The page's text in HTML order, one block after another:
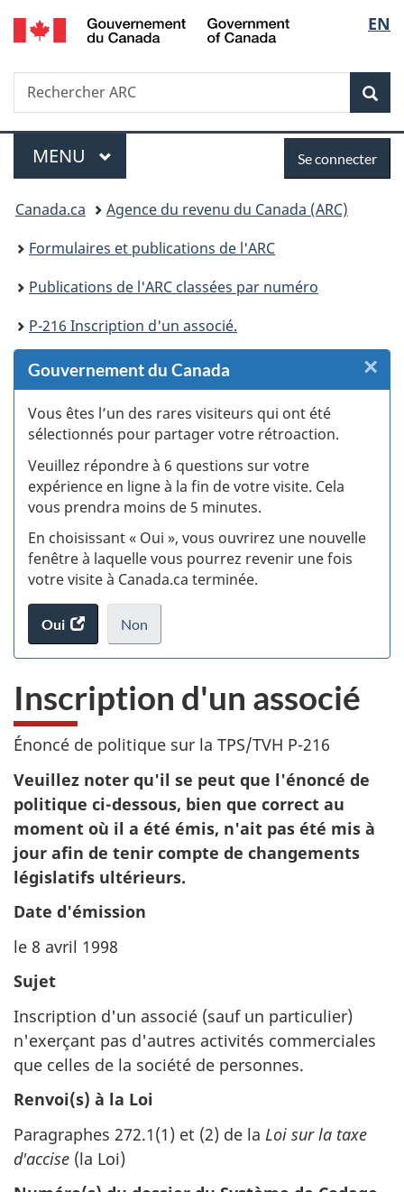
Passer
au
Passer
au
Passer
à
du
Passer
à
simplifiée
de
la
EN
Recherche
Rechercher
ARC
Menu
MENU PRINCIPAL
connecter
Se connecter
Vous
êtes
ici :
Canada.ca
Agence du revenu du Canada (ARC)
Formulaires et publications de l'ARC
Publications de l'ARC classées par numéro
P-216 Inscription d'un associé.
Gouvernement du Canada
Vous êtes l’un des rares visiteurs qui ont été
sélectionnés pour partager votre rétroaction.
Veuillez répondre à 6 questions sur votre
expérience en ligne à la fin de votre visite. Cela
vous prendra moins de 5 minutes.
En choisissant « Oui », vous ouvrirez une nouvelle
fenêtre à laquelle vous pourrez revenir une fois
votre visite à Canada.ca terminée.
Oui
accéder
au
Non
je
veux
pas
au
sondage
du
site
web,
.
×
Inscription d'un associé
Énoncé de politique sur la TPS/TVH P-216
Veuillez noter qu'il se peut que l'énoncé de
politique ci-dessous, bien que correct au
moment où il a été émis, n'ait pas été mis à
jour afin de tenir compte de changements
législatifs ultérieurs.
Date d'émission
le 8 avril 1998
Sujet
Inscription d'un associé (sauf un particulier)
n'exerçant pas d'autres activités commerciales
que celles de la société de personnes.
Renvoi(s) à la Loi
Paragraphes 272.1(1) et (2) de la Loi sur la taxe
d'accise (la Loi)